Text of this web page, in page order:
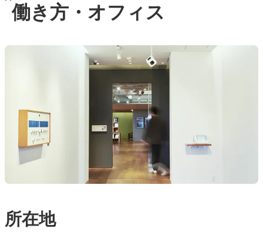
働き方・オフィス
所在地